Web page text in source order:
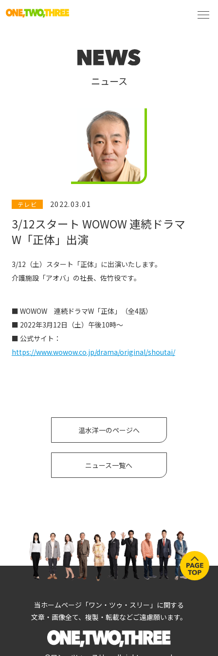
ニュース
テレビ 2022.03.01
3/12スタート WOWOW 連続ドラマ
W「正体」出演
3/12（土）スタート「正体」に出演いたします。
介護施設「アオバ」の社長、佐竹役です。
■ WOWOW 連続ドラマW「正体」（全4話）
■ 2022年3月12日（土）午後10時〜
■ 公式サイト：
https://www.wowow.co.jp/drama/original/shoutai/
温水洋一のページへ
ニュース一覧へ
当ホームページ「ワン・ツゥ・スリー」に関する
文章・画像全て、複製・転載などご遠慮願います。